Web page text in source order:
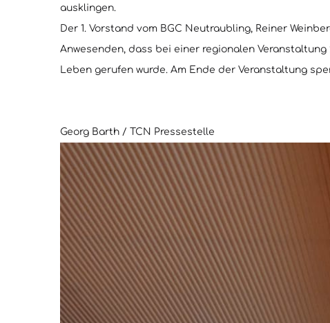
ausklingen.
Der 1. Vorstand vom BGC Neutraubling, Reiner
Anwesenden, dass bei einer regionalen
Leben gerufen wurde. Am Ende der Veranstaltung
Georg Barth / TCN Pressestelle